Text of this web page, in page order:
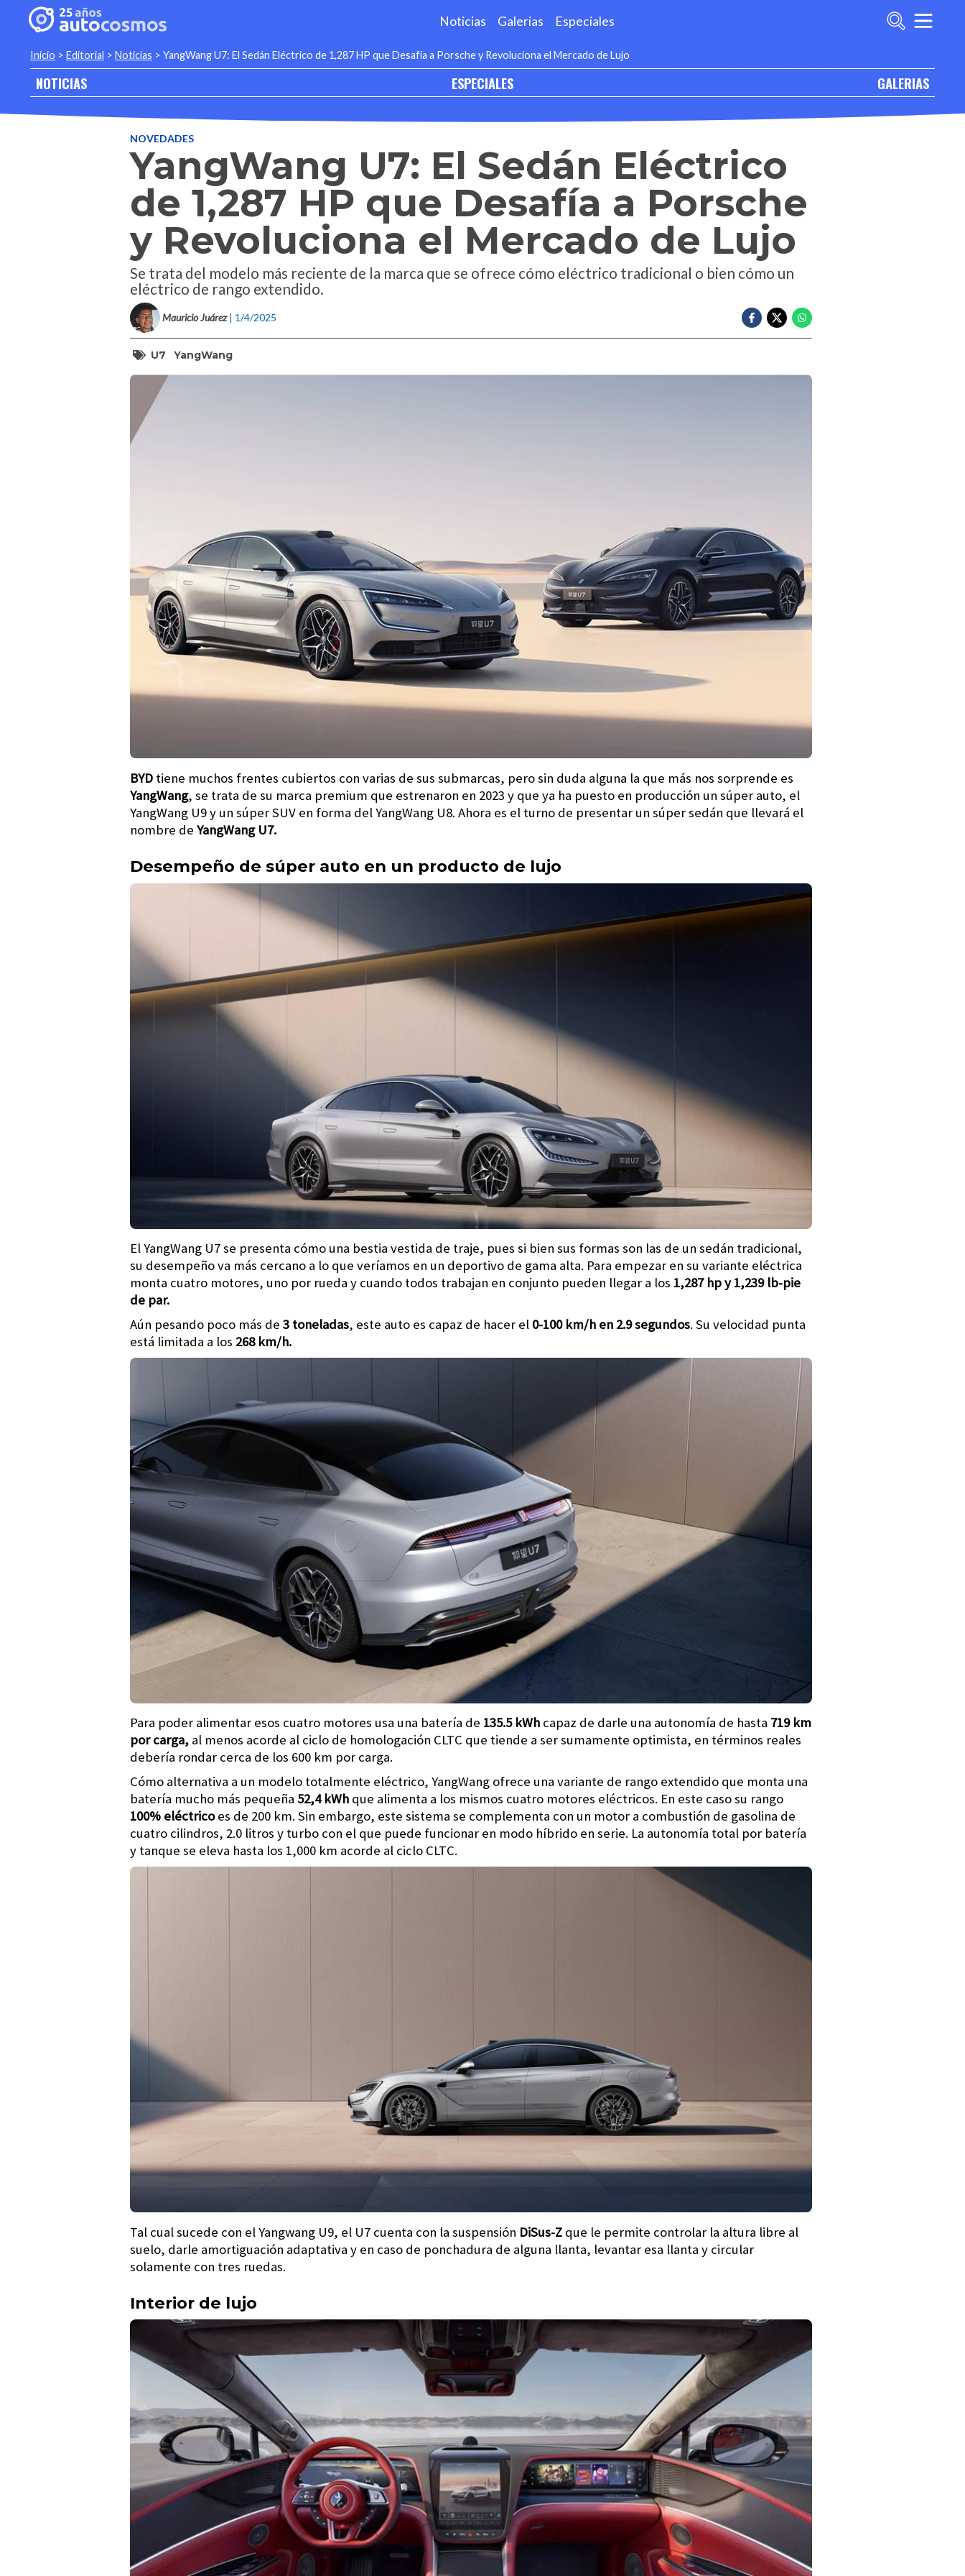
Noticias Galerias Especiales
Inicio > Editorial > Noticias > YangWang U7: El Sedán Eléctrico de 1,287 HP que Desafía a Porsche y Revoluciona el Mercado de Lujo
NOTICIAS ESPECIALES GALERIAS
NOVEDADES
YangWang U7: El Sedán Eléctrico
de 1,287 HP que Desafía a Porsche
y Revoluciona el Mercado de Lujo
Se trata del modelo más reciente de la marca que se ofrece cómo eléctrico tradicional o bien cómo un
eléctrico de rango extendido.
Mauricio Juárez | 1/4/2025
U7 YangWang
BYD tiene muchos frentes cubiertos con varias de sus submarcas, pero sin duda alguna la que más nos sorprende es
YangWang, se trata de su marca premium que estrenaron en 2023 y que ya ha puesto en producción un súper auto, el
YangWang U9 y un súper SUV en forma del YangWang U8. Ahora es el turno de presentar un súper sedán que llevará el
nombre de YangWang U7.
Desempeño de súper auto en un producto de lujo
El YangWang U7 se presenta cómo una bestia vestida de traje, pues si bien sus formas son las de un sedán tradicional,
su desempeño va más cercano a lo que veríamos en un deportivo de gama alta. Para empezar en su variante eléctrica
monta cuatro motores, uno por rueda y cuando todos trabajan en conjunto pueden llegar a los 1,287 hp y 1,239 lb-pie
de par.
Aún pesando poco más de 3 toneladas, este auto es capaz de hacer el 0-100 km/h en 2.9 segundos. Su velocidad punta
está limitada a los 268 km/h.
Para poder alimentar esos cuatro motores usa una batería de 135.5 kWh capaz de darle una autonomía de hasta 719 km
por carga, al menos acorde al ciclo de homologación CLTC que tiende a ser sumamente optimista, en términos reales
debería rondar cerca de los 600 km por carga.
Cómo alternativa a un modelo totalmente eléctrico, YangWang ofrece una variante de rango extendido que monta una
batería mucho más pequeña 52,4 kWh que alimenta a los mismos cuatro motores eléctricos. En este caso su rango
100% eléctricoes de 200 km. Sin embargo, este sistema se complementa con un motor a combustión de gasolina de
cuatro cilindros, 2.0 litros y turbo con el que puede funcionar en modo híbrido en serie. La autonomía total por batería
y tanque se eleva hasta los 1,000 km acorde al ciclo CLTC.
Tal cual sucede con el Yangwang U9, el U7 cuenta con la suspensión DiSus-Z que le permite controlar la altura libre al
suelo, darle amortiguación adaptativa y en caso de ponchadura de alguna llanta, levantar esa llanta y circular
solamente con tres ruedas.
Interior de lujo